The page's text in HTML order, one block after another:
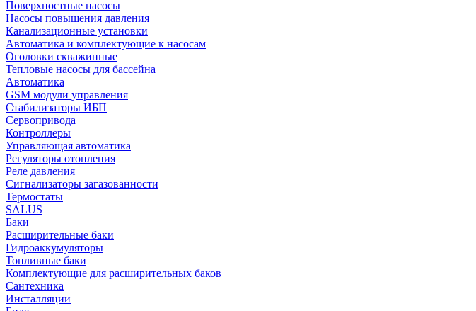
Поверхностные насосы
Насосы повышения давления
Канализационные установки
Автоматика и комплектующие к насосам
Оголовки скважинные
Тепловые насосы для бассейна
Автоматика
GSM модули управления
Стабилизаторы ИБП
Сервопривода
Контроллеры
Управляющая автоматика
Регуляторы отопления
Реле давления
Сигнализаторы загазованности
Термостаты
SALUS
Баки
Расширительные баки
Гидроаккумуляторы
Топливные баки
Комплектующие для расширительных баков
Сантехника
Инсталляции